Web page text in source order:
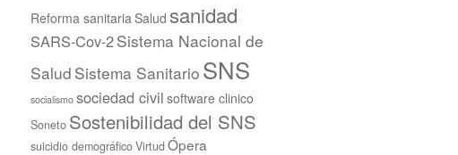
Reforma sanitariaSalud sanidad
SARS-Cov-2Sistema Nacional de
Salud Sistema Sanitario SNS
socialismo sociedad civil software clinico
Soneto Sostenibilidad del SNS
suicidio demográficoVirtudÓpera